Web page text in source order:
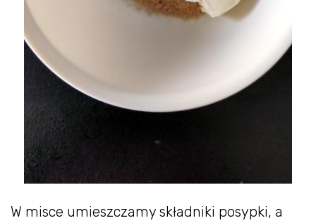
W misce umieszczamy składniki posypki, a